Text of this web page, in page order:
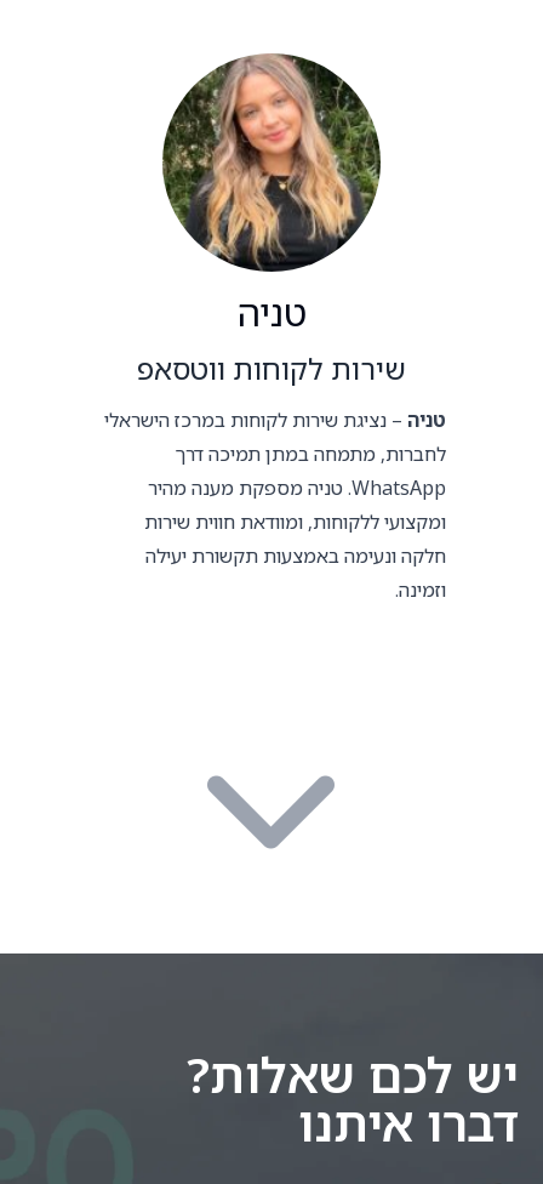
טניה
שירות לקוחות ווטסאפ
טניה – נציגת שירות לקוחות במרכז הישראלי
לחברות, מתמחה במתן תמיכה דרך
WhatsApp. טניה מספקת מענה מהיר
ומקצועי ללקוחות, ומוודאת חווית שירות
חלקה ונעימה באמצעות תקשורת יעילה
וזמינה.
יש לכם שאלות?
דברו איתנו